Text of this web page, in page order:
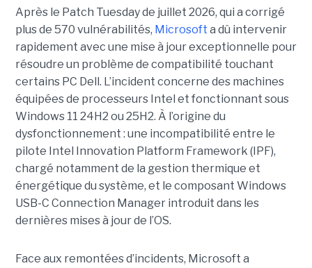
Après le Patch Tuesday de juillet 2026, qui a corrigé
plus de 570 vulnérabilités, Microsoft a dû intervenir
rapidement avec une mise à jour exceptionnelle pour
résoudre un problème de compatibilité touchant
certains PC Dell. L’incident concerne des machines
équipées de processeurs Intel et fonctionnant sous
Windows 11 24H2 ou 25H2. À l’origine du
dysfonctionnement : une incompatibilité entre le
pilote Intel Innovation Platform Framework (IPF),
chargé notamment de la gestion thermique et
énergétique du système, et le composant Windows
USB-C Connection Manager introduit dans les
dernières mises à jour de l’OS.
Face aux remontées d’incidents, Microsoft a